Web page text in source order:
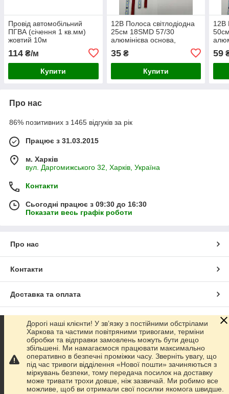
Провід автомобільний
ПГВА (січення 1 кв.мм)
жовтий 10м
114 ₴/м
Купити
12В Полоса світлодіодна
25см 18SMD 57/30
алюмінієва основа,
пиловологозахищена 3М,
Жовта 1шт.
35₴
Купити
12В
59
Про нас
86% позитивних з 1465 відгуків за рік
Працює з 31.03.2015
м. Харків
вул. Даргомижського 32, Харків, Україна
Контакти
Сьогодні працює з 09:30 до 16:30
Показати весь графік роботи
Про нас
Контакти
Доставка та оплата
Графік роботи
Повна версія сайту
Сайт створено на маркетплейсіProm.ua
Дорогі наші клієнти! У зв’язку з постійними обстрілами
Харкова та частими повітряними тривогами, терміни
обробки та відправки замовлень можуть бути дещо
збільшені. Ми намагаємося працювати максимально
оперативно в безпечні проміжки часу. Зверніть увагу, що
під час тривоги відділення «Нової пошти» зачиняються з
міркувань безпеки, тому передача посилок на доставку
може тривати трохи довше, ніж зазвичай. Ми робимо все
можливе, щоб ви отримали свої посилки якомога швидше.